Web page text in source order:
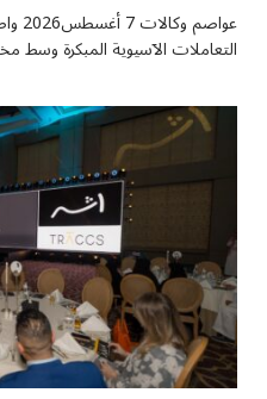
التعاملات الآسيوية المبكرة وسط